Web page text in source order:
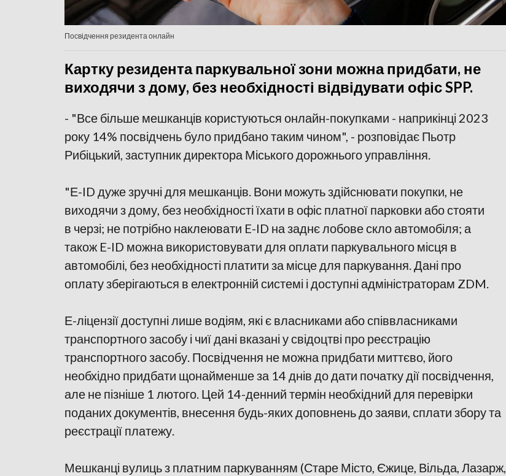
Посвідчення резидента онлайн
Картку резидента паркувальної зони можна придбати, не
виходячи з дому, без необхідності відвідувати офіс SPP.
- "Все більше мешканців користуються онлайн-покупками - наприкінці 2023
року 14% посвідчень було придбано таким чином", - розповідає Пьотр
Рибіцький, заступник директора Міського дорожнього управління.
"Е-ID дуже зручні для мешканців. Вони можуть здійснювати покупки, не
виходячи з дому, без необхідності їхати в офіс платної парковки або стояти
в черзі; не потрібно наклеювати E-ID на заднє лобове скло автомобіля; а
також E-ID можна використовувати для оплати паркувального місця в
автомобілі, без необхідності платити за місце для паркування. Дані про
оплату зберігаються в електронній системі і доступні адміністраторам ZDM.
Е-ліцензії доступні лише водіям, які є власниками або співвласниками
транспортного засобу і чиї дані вказані у свідоцтві про реєстрацію
транспортного засобу. Посвідчення не можна придбати миттєво, його
необхідно придбати щонайменше за 14 днів до дати початку дії посвідчення,
але не пізніше 1 лютого. Цей 14-денний термін необхідний для перевірки
поданих документів, внесення будь-яких доповнень до заяви, сплати збору та
реєстрації платежу.
Мешканці вулиць з платним паркуванням (Старе Місто, Єжице, Вільда, Лазарж,